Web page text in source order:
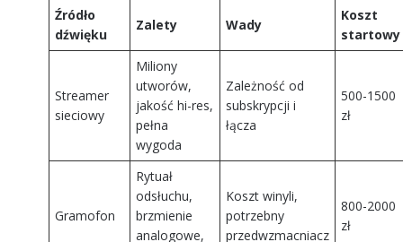
Źródło
dźwięku
Zalety Wady
Koszt
startowy
Streamer
sieciowy
Miliony
utworów,
jakość hi-res,
pełna
wygoda
Zależność od
subskrypcji i
łącza
500-1500
zł
Gramofon
Rytuał
odsłuchu,
brzmienie
analogowe,
Koszt winyli,
potrzebny
przedwzmacniacz
800-2000
zł